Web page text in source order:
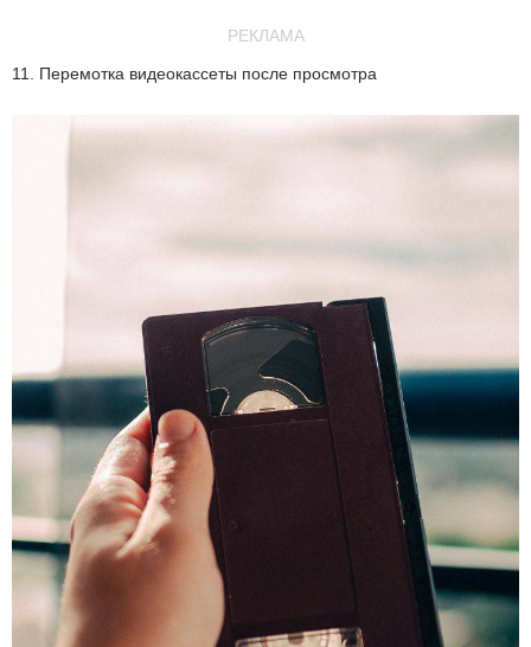
РЕКЛАМА
11. Перемотка видеокассеты после просмотра